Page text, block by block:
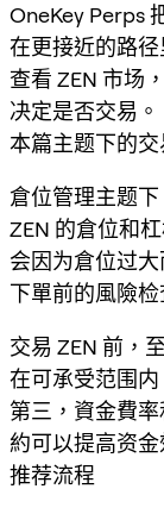
OneKey Perps
在更接近的路
查看 ZEN 市场
决定是否交易。
本篇主题下的交
倉位管理主题
ZEN 的倉位和
会因为倉位过大
下單前的風險检
交易 ZEN 前，
在可承受范围
第三，資金費
約可以提高资
推荐流程